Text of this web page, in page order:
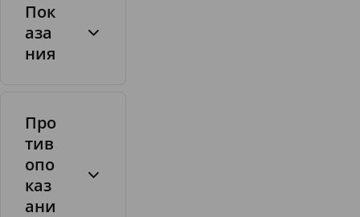
о
д
и
и
н
3
Пок
аза
ния
Про
тив
опо
каз
ани